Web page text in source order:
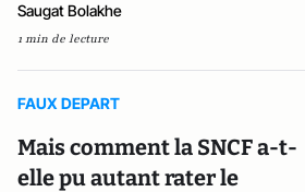
Saugat Bolakhe
1 min de lecture
FAUX DEPART
Mais comment la SNCF a-t-
elle pu autant rater le